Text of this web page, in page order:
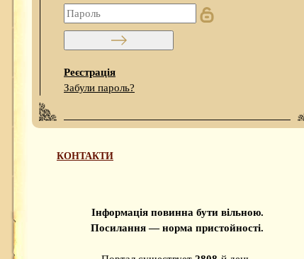
Реєстрація
Забули пароль?
КОНТАКТИ
Інформація повинна бути вільною.
Посилання — норма пристойності.